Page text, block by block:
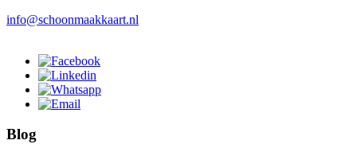
info@schoonmaakkaart.nl
Blog